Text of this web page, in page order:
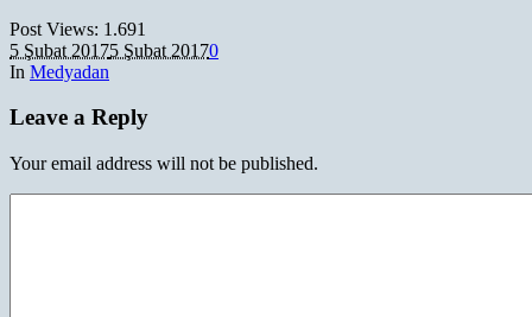
Post Views: 1.691
5 Şubat 20175 Şubat 20170
In Medyadan
Leave a Reply
Your email address will not be published.